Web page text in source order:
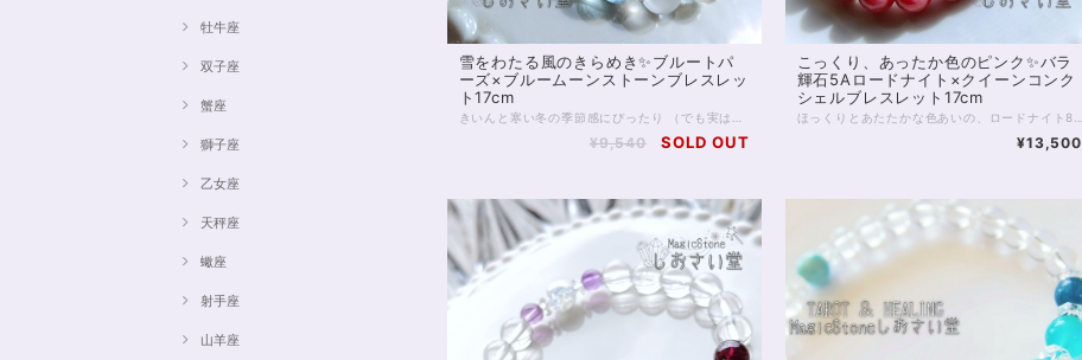
牡牛座
双子座
蟹座
獅子座
乙女座
天秤座
蠍座
射手座
山羊座
雪をわたる風のきらめき✨ブルートパ
ーズ×ブルームーンストーンブレスレッ
ト17cm
¥9,540 SOLD OUT
こっくり、あったか色のピンク✨バラ
輝石5Aロードナイト×クイーンコンク
シェルブレスレット17cm
¥13,500